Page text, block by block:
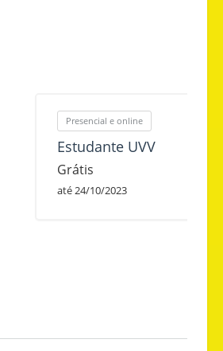
Presencial e online
Estudante UVV
Grátis
até 24/10/2023